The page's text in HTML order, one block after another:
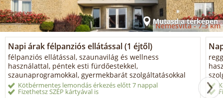
Mutasd a térképen
Nemesvita -7.3 km
Napi árak félpanziós ellátással (1 éjtől)
félpanziós ellátással, szaunavilág és wellness
használattal, péntek esti fürdőestekkel,
szaunaprogramokkal, gyermekbarát szolgáltatásokkal
Kötbérmentes lemondás érkezés előtt 7 nappal
Fizethetsz SZÉP kártyával is